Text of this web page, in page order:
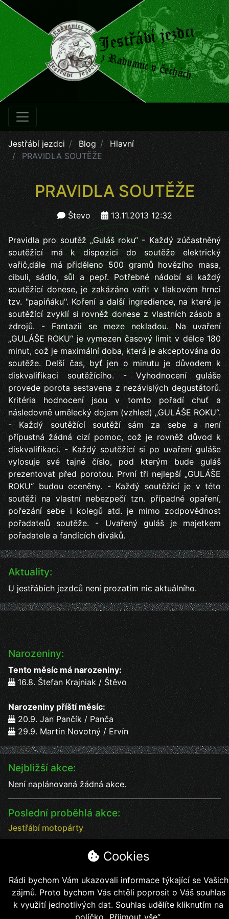
Jestřábí jezdci Blog
Hlavní
PRAVIDLA SOUTĚŽE
Aktuality:
U jestřábích jezdců není prozatím nic aktuálního.
PRAVIDLA SOUTĚŽE
Števo 13.11.2013 12:32
Pravidla pro soutěž „Guláš roku“ - Každý zúčastněný
soutěžící má k dispozici do soutěže elektrický
vařič,dále má přiděleno 500 gramů hovězího masa,
cibuli, sádlo, sůl a pepř. Potřebné nádobí si každý
soutěžící donese, je zakázáno vařit v tlakovém hrnci
tzv. "papiňáku". Koření a další ingredience, na které je
soutěžící zvyklí si rovněž donese z vlastních zásob a
zdrojů. - Fantazii se meze nekladou. Na uvaření
„GULÁŠE ROKU“ je vymezen časový limit v délce 180
minut, což je maximální doba, která je akceptována do
soutěže. Delší čas, byť jen o minutu je důvodem k
diskvalifikaci soutěžícího. - Vyhodnocení guláše
provede porota sestavena z nezávislých degustátorů.
Kritéria hodnocení jsou v tomto pořadí chuť a
následovně umělecký dojem (vzhled) „GULÁŠE ROKU“.
- Každý soutěžící soutěží sám za sebe a není
přípustná žádná cizí pomoc, což je rovněž důvod k
diskvalifikaci. - Každý soutěžící si po uvaření guláše
vylosuje své tajné číslo, pod kterým bude guláš
prezentovat před porotou. První tři nejlepší „GULÁŠE
ROKU“ budou oceněny. - Každý soutěžící je v této
soutěži na vlastní nebezpečí tzn. případné opaření,
pořezání sebe i kolegů atd. je mimo zodpovědnost
pořadatelů soutěže. - Uvařený guláš je majetkem
pořadatele a fandících diváků.
Narozeniny:
Tento měsíc má narozeniny:
16.8. Štefan Krajniak / Štěvo
Narozeniny příští měsíc:
20.9. Jan Pančík / Panča
29.9. Martin Novotný / Ervín
Nejbližší akce:
Není naplánovaná žádná akce.
Poslední proběhlá akce:
Jestřábí motopárty
Místo:Jestřábí chýše
soutěže, kapely, jídlo, pití bezva kalba
Cookies
Rádi bychom Vám ukazovali informace týkající se Vašich
zájmů. Proto bychom Vás chtěli poprosit o Váš souhlas
k využití jednotlivých dat. Souhlas udělíte kliknutím na
políčko „Přijmout vše“.